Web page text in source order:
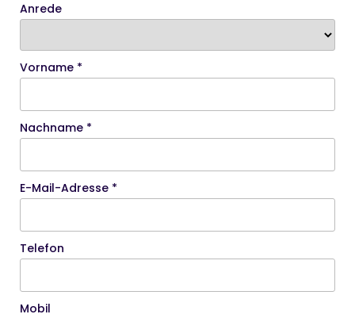
Anrede
Vorname *
Nachname *
E-Mail-Adresse *
Telefon
Mobil